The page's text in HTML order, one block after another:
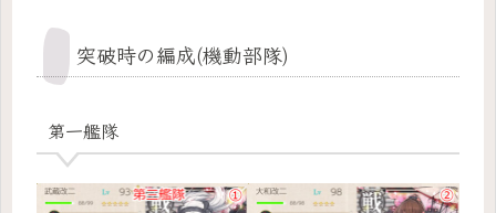
突破時の編成(機動部隊)
第一艦隊